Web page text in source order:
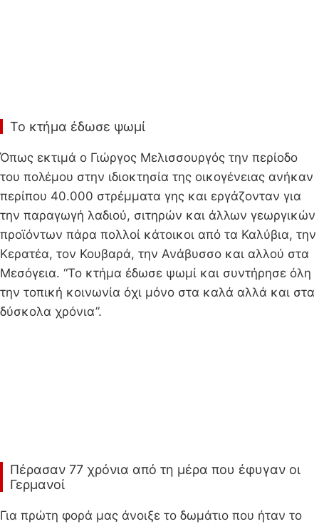
Το κτήμα έδωσε ψωμί
Όπως εκτιμά ο Γιώργος Μελισσουργός την περίοδο
του πολέμου στην ιδιοκτησία της οικογένειας ανήκαν
περίπου 40.000 στρέμματα γης και εργάζονταν για
την παραγωγή λαδιού, σιτηρών και άλλων γεωργικών
προϊόντων πάρα πολλοί κάτοικοι από τα Καλύβια, την
Κερατέα, τον Κουβαρά, την Ανάβυσσο και αλλού στα
Μεσόγεια. “Το κτήμα έδωσε ψωμί και συντήρησε όλη
την τοπική κοινωνία όχι μόνο στα καλά αλλά και στα
δύσκολα χρόνια”.
Πέρασαν 77 χρόνια από τη μέρα που έφυγαν οι
Γερμανοί
Για πρώτη φορά μας άνοιξε το δωμάτιο που ήταν το